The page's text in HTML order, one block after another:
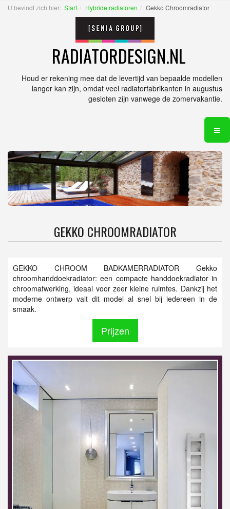
U bevindt zich hier: Start Hybride radiatoren Gekko Chroomradiator
RADIATORDESIGN.NL
Houd er rekening mee dat de levertijd van bepaalde modellen
langer kan zijn, omdat veel radiatorfabrikanten in augustus
gesloten zijn vanwege de zomervakantie.
GEKKO CHROOMRADIATOR
GEKKO CHROOM BADKAMERRADIATOR Gekko
chroomhanddoekradiator: een compacte handdoekradiator in
chroomafwerking, ideaal voor zeer kleine ruimtes. Dankzij het
moderne ontwerp valt dit model al snel bij iedereen in de
smaak.
Prijzen